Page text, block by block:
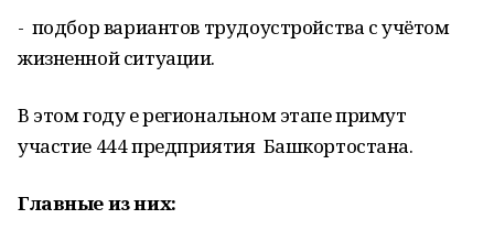
- подбор вариантов трудоустройства с учётом
жизненной ситуации.
В этом году е региональном этапе примут
участие 444 предприятия Башкортостана.
Главные из них: